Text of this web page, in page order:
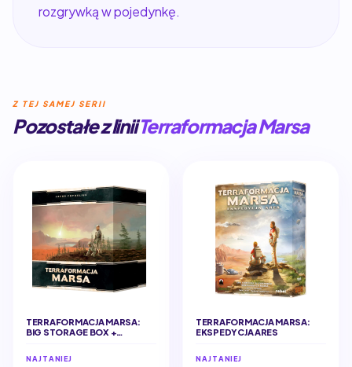
rozgrywką w pojedynkę.
Z TEJ SAMEJ SERII
Pozostałe z liniiTerraformacja Marsa
TERRAFORMACJA MARSA:
BIG STORAGE BOX +
NAJTANIEJ
TERRAFORMACJA MARSA:
EKSPEDYCJA ARES
NAJTANIEJ